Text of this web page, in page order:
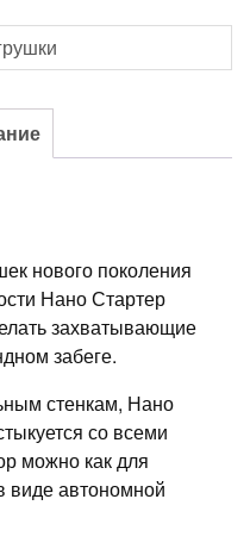
нового поколения
Нано Стартер
захватывающие
забеге.
стенкам, Нано
со всеми
можно как для
виде автономной